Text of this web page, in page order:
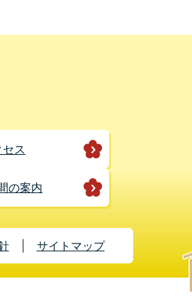
ス
の案内
サイトマップ